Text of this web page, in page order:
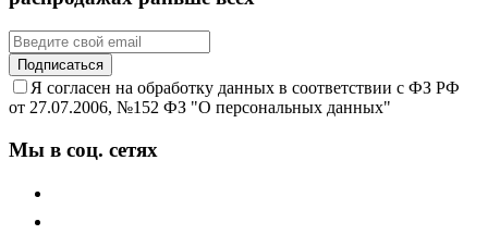
Подписаться
Я согласен на обработку данных в соответствии с ФЗ РФ
от 27.07.2006, №152 ФЗ "О персональных данных"
Мы в соц. сетях